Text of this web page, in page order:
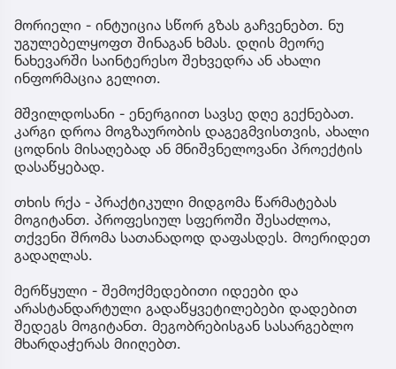
მორიელი - ინტუიცია სწორ გზას გაჩვენებთ. ნუ
უგულებელყოფთ შინაგან ხმას. დღის მეორე
ნახევარში საინტერესო შეხვედრა ან ახალი
ინფორმაცია გელით.
მშვილდოსანი - ენერგიით სავსე დღე გექნებათ.
კარგი დროა მოგზაურობის დაგეგმვისთვის, ახალი
ცოდნის მისაღებად ან მნიშვნელოვანი პროექტის
დასაწყებად.
თხის რქა - პრაქტიკული მიდგომა წარმატებას
მოგიტანთ. პროფესიულ სფეროში შესაძლოა,
თქვენი შრომა სათანადოდ დაფასდეს. მოერიდეთ
გადაღლას.
მერწყული - შემოქმედებითი იდეები და
არასტანდარტული გადაწყვეტილებები დადებით
შედეგს მოგიტანთ. მეგობრებისგან სასარგებლო
მხარდაჭერას მიიღებთ.